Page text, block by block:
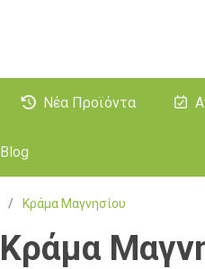
Νέα Προϊόντα
Blog
/ Κράμα Μαγνησίου
Κράμα